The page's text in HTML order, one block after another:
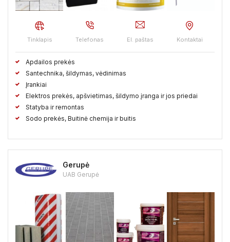
Kazlų Rudos sav. Kėdainių raj. Kelmės raj.
Lazdijų raj. Marijampolės sav.
Molėtų raj. Neringos sav. Pagėgių sav. Pakruojo raj.
Palangos sav. Panevėžio raj. Pasvalio raj.
Plungės raj. Prienų raj. Radviliškio raj. Raseinių raj.
Širvintų raj. Švenčionių raj. Tauragės raj. Telšių raj.
Trakų raj. Ukmergės raj. Utenos raj. Varėnos raj.
Tinklapis Telefonas El. paštas Kontaktai
Apdailos prekės
Santechnika, šildymas, vėdinimas
Įrankiai
Elektros prekės, apšvietimas, šildymo įranga ir jos priedai
Statyba ir remontas
Sodo prekės, Buitinė chemija ir buitis
Gerupė
UAB Gerupė